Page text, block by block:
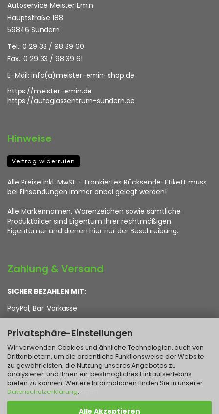
Privatsphäre-Einstellungen
Wir verwenden Cookies und ähnliche Technologien, auch von
Drittanbietern, um die ordentliche Funktionsweise der Website
zu gewährleisten, die Nutzung unseres Angebotes zu
analysieren und Ihnen ein bestmögliches Einkaufserlebnis
bieten zu können. Weitere Informationen finden Sie in unserer
Datenschutzerklärung.
Alle Akzeptieren
Autoservice Meister Emin
Hauptstraße 188
59846 Sundern
Tel.: 0 29 33 / 98 39 60
Fax.: 0 29 33 / 98 39 61
E-Mail: info(a)meister-emin-shop.de
https://meister-emin.de
https://autoglaszentrum-sundern.de
Hinweise
Vertrag widerrufen
Alle Preise inkl. MwSt. - Frankiertes Rücksende-Etikett muss
bei Einsendungen immer anbei gelegt werden!
Alle Markennamen, Warenzeichen sowie sämtliche
Produktbilder sind Eigentum Ihrer rechtmäßigen
Eigentümer und dienen hier nur der Beschreibung.
Zahlung & Versand
SICHER BEZAHLEN MIT:
PayPal, Bar, Vorkasse
WIR VERSENDEN MIT:
DHL, Post, Hermes, DPD, GLS, UPS
KOSTEN FÜR RÜCKSENDUNGEN:
Sind vom Käufer zu tragen